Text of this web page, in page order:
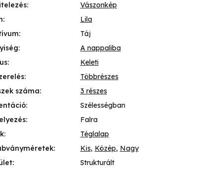
:
Vászonkép
:
Lila
:
Táj
:
A nappaliba
:
Keleti
:
Többrészes
száma:
3 részes
:
Szélességban
:
Falra
:
Téglalap
: Kis, Közép, Nagy
:
Strukturált